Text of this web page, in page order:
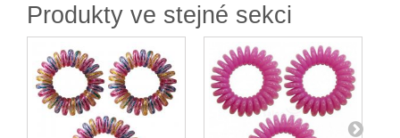
Produkty ve stejné sekci